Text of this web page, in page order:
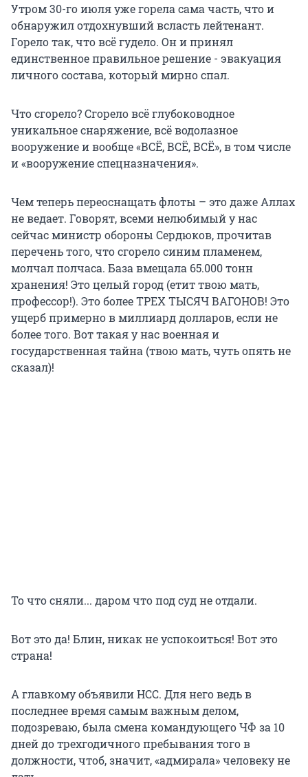
Утром 30-го июля уже горела сама часть, что и
обнаружил отдохнувший всласть лейтенант.
Горело так, что всё гудело. Он и принял
единственное правильное решение - эвакуация
личного состава, который мирно спал.
Что сгорело? Сгорело всё глубоководное
уникальное снаряжение, всё водолазное
вооружение и вообще «ВСЁ, ВСЁ, ВСЁ», в том числе
и «вооружение спецназначения».
Чем теперь переоснащать флоты – это даже Аллах
не ведает. Говорят, всеми нелюбимый у нас
сейчас министр обороны Сердюков, прочитав
перечень того, что сгорело синим пламенем,
молчал полчаса. База вмещала 65.000 тонн
хранения! Это целый город (етит твою мать,
профессор!). Это более ТРЕХ ТЫСЯЧ ВАГОНОВ! Это
ущерб примерно в миллиард долларов, если не
более того. Вот такая у нас военная и
государственная тайна (твою мать, чуть опять не
сказал)!
То что сняли... даром что под суд не отдали.
Вот это да! Блин, никак не успокоиться! Вот это
страна!
А главкому объявили НСС. Для него ведь в
последнее время самым важным делом,
подозреваю, была смена командующего ЧФ за 10
дней до трехгодичного пребывания того в
должности, чтоб, значит, «адмирала» человеку не